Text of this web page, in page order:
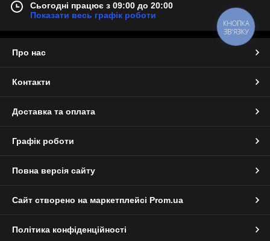
Сьогодні працює з 09:00 до 20:00
Показати весь графік роботи
Про нас
Контакти
Доставка та оплата
Графік роботи
Повна версія сайту
Сайт створено на маркетплейсі Prom.ua
Політика конфіденційності
КНОПКА
ЗВ'ЯЗКУ